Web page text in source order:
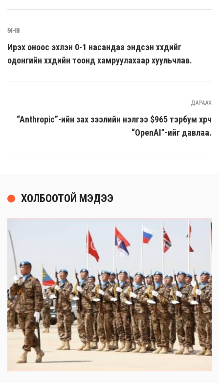
ӨМНӨХ
Ирэх оноос эхлэн 0-1 насандаа эндсэн хүүхдийг
одонгийн хүүхдийн тоонд хамруулахаар хуульчлав.
ДАРААХ
“Anthropic”-ийн зах зээлийн үнэлгээ $965 тэрбум хүрч
“OpenAI”-ийг давлаа.
ХОЛБООТОЙ МЭДЭЭ